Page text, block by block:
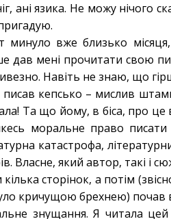
ані язика. Не можу нічого
вже близько
дав мені прочитати свою
Навіть не знаю, що
писав кепсько – мислив
Та що йому, в біса, про це
моральне право писати
катастрофа,
Власне, який автор, такі і
сторінок, а потім
кричущою брехнею) почав
знущання. Я читала